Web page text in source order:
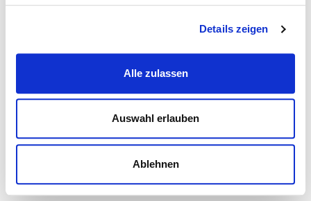
Details zeigen
Alle zulassen
Auswahl erlauben
Ablehnen